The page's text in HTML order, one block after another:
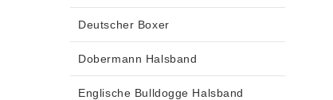
Deutscher Boxer
Dobermann Halsband
Englische Bulldogge Halsband